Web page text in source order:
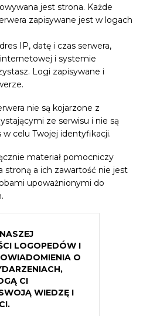
jest strona. Każde
zapisywane jest w logach
IP, datę i czas serwera,
i systemie
Logi zapisywane i
nie są kojarzone z
ze serwisu i nie są
celu Twojej identyfikacji.
materiał pomocniczy
stroną a ich zawartość nie jest
upoważnionymi do
LOGOPEDÓW I
O
CI
WIEDZĘ I